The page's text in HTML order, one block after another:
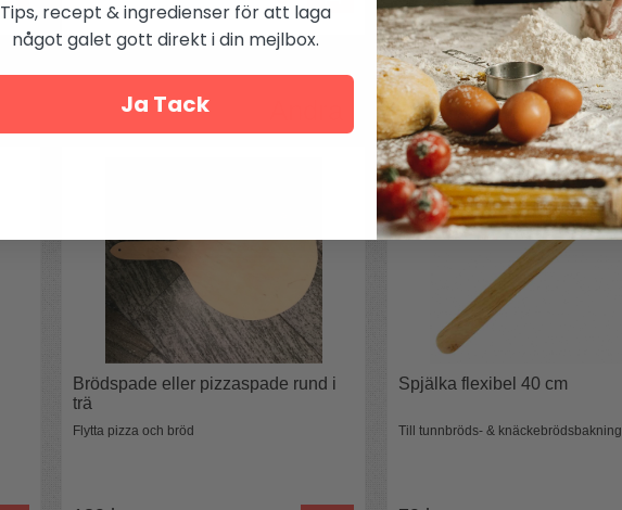
Andra köpte även
Brödspade eller pizzaspade rund i
trä
Flytta pizza och bröd
Spjälka flexibel 40 cm
Till tunnbröds- & knäckebrödsbakning
Tips, recept & ingredienser för att laga
något galet gott direkt i din mejlbox.
Ja Tack